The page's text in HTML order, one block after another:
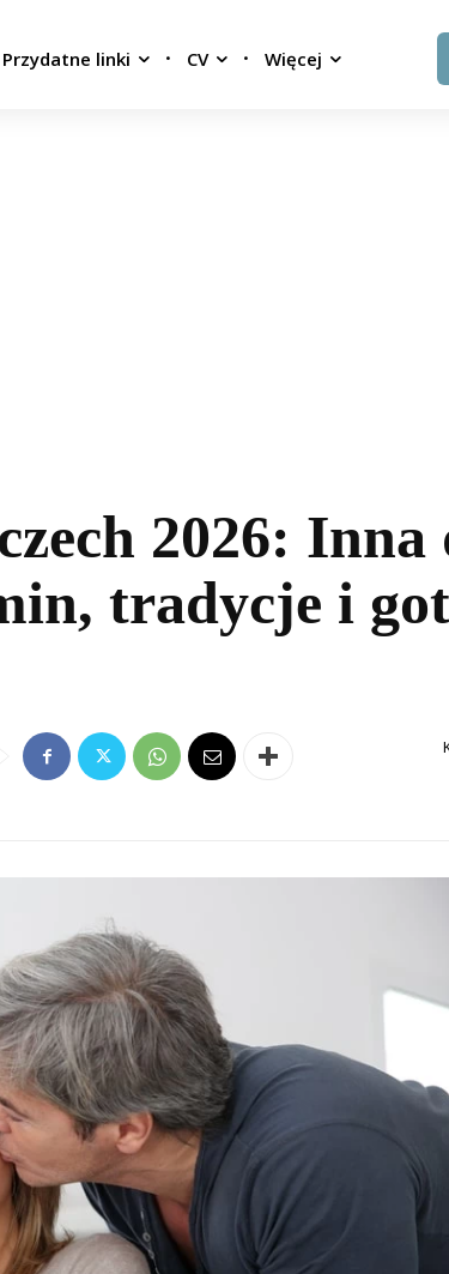
Przydatne linki CV Więcej
2026: Inna
tradycje i